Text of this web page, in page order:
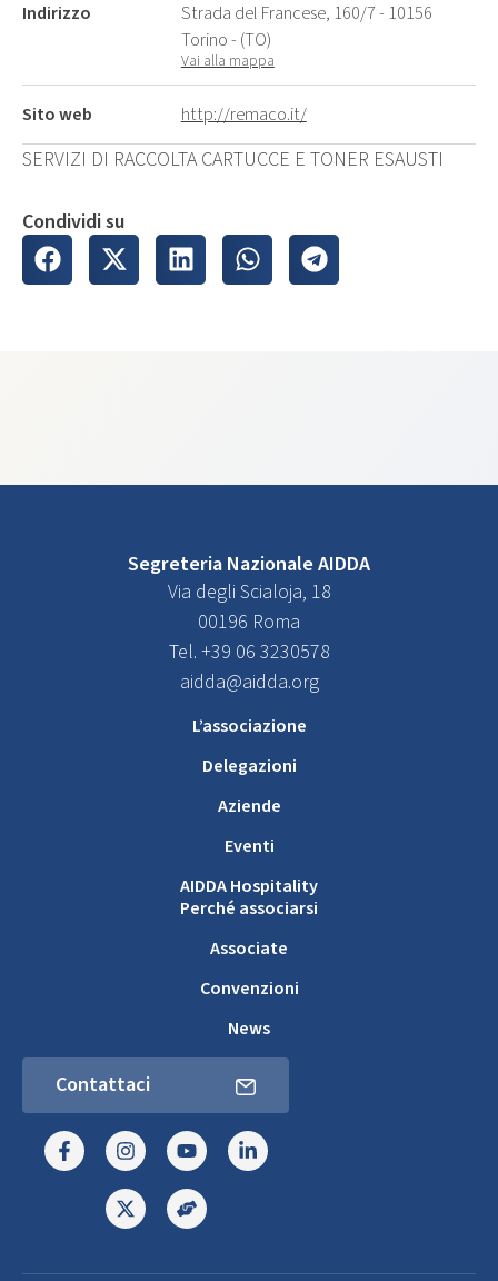
Indirizzo
Strada del Francese, 160/7 - 10156
Torino - (TO)
Vai alla mappa
Sito web http://remaco.it/
SERVIZI DI RACCOLTA CARTUCCE E TONER ESAUSTI
Condividi su
Segreteria Nazionale AIDDA
Via degli Scialoja, 18
00196 Roma
Tel. +39 06 3230578
aidda@aidda.org
L’associazione
Delegazioni
Aziende
Eventi
AIDDA Hospitality
Perché associarsi
Associate
Convenzioni
News
Contattaci